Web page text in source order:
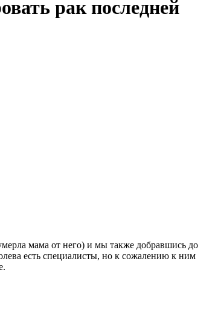
рак последней
мама от него) и мы также добравшись до
есть специалисты, но к сожалению к ним